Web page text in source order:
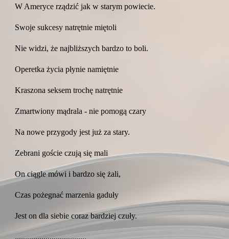
W Ameryce rządzić jak w starym powiecie.
Swoje sukcesy natrętnie miętoli
Nie widzi, że najbliższych bardzo to boli.
Operetka życia płynie namiętnie
Kraszona seksem trochę natrętnie
Zmartwiony mądrala - nie pomogą czary
Na nowe przygody jest już za stary.
Zebrani goście czują się mali
On ciągle mówi i bardzo się żali,
Czas pożegnać marzenia gaduły
Jest on dla siebie coraz bardziej czuły.
...................................